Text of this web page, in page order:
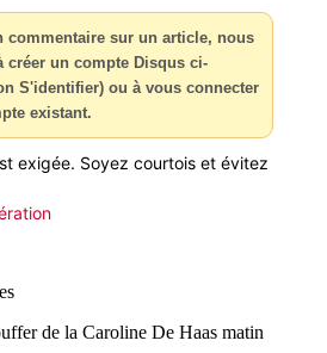
commentaire sur un article, nous
créer un compte Disqus ci-
S'identifier) ou à vous connecter
existant.
exigée. Soyez courtois et évitez